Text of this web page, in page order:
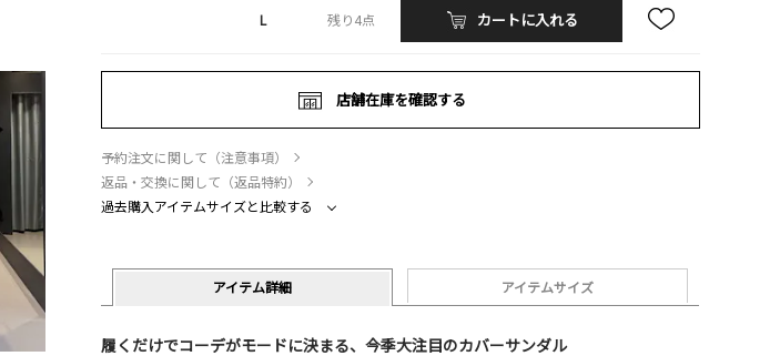
L 残り4点 カートに入れる
店舗在庫を確認する
予約注文に関して（注意事項）
返品・交換に関して（返品特約）
過去購入アイテムサイズと比較する
アイテム詳細 アイテムサイズ
履くだけでコーデがモードに決まる、今季大注目のカバーサンダル